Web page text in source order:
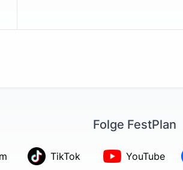
Folge FestPlan
TikTok YouTube